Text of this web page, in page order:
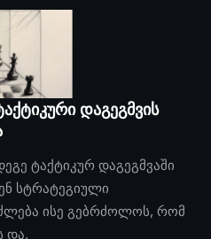
დაგეგმვის
ტაქტიკურ დაგეგმვაში
სტრატეგიული
ისე გებრძოლოს, რომ
და,